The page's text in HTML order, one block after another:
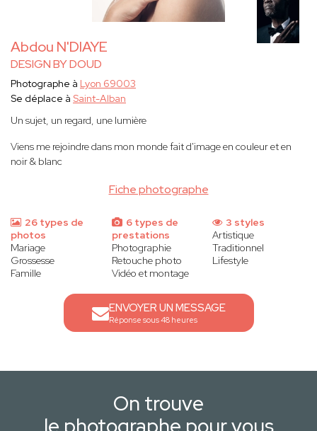
Abdou N'DIAYE
DESIGN BY DOUD
Fiche photographe
Photographe à Lyon 69003
Se déplace à Saint-Alban
Un sujet, un regard, une lumière
Viens me rejoindre dans mon monde fait d'image en couleur et en
noir & blanc
26 types de
photos
Mariage
Grossesse
Famille
6 types de
prestations
Photographie
Retouche photo
Vidéo et montage
3 styles
Artistique
Traditionnel
Lifestyle
ENVOYER UN MESSAGE
Réponse sous 48 heures
On trouve